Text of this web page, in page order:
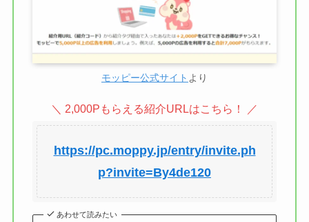
モッピー公式サイト より
＼ 2,000Pもらえる紹介URLはこちら！ ／
https://pc.moppy.jp/entry/invite.ph
p?invite=By4de120
あわせて読みたい